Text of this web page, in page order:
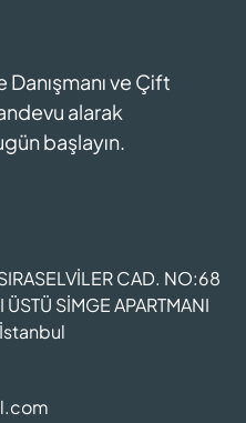
ve Çift
alarak
başlayın.
CAD. NO:68
SİMGE APARTMANI